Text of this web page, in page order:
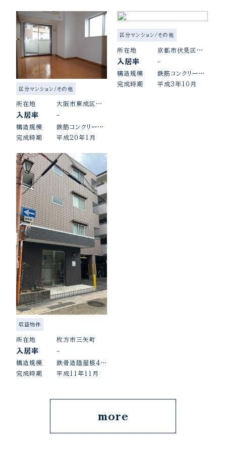
区分マンション/その他
所在地 大阪市東成区玉津1丁目
入居率
-
構造規模
鉄筋コンクリート造陸屋根11階建
完成時期
平成20年1月
区分マンション/その他
所在地 京都市伏見区向島本丸町
入居率
-
構造規模
鉄筋コンクリート造陸屋根7階建
完成時期
平成3年10月
収益物件
所在地 枚方市三矢町
入居率
-
構造規模
鉄骨造陸屋根4階建
完成時期
平成11年11月
more